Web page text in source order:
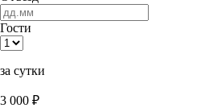
Гости
за сутки
3 000 ₽